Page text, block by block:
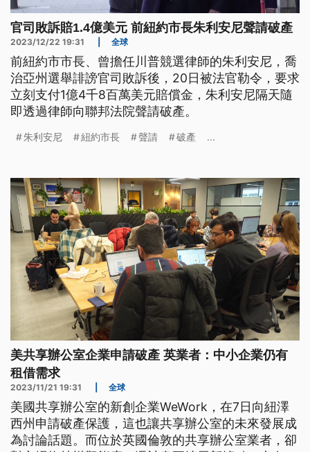
官司敗訴賠1.4億美元 前紐約市長朱利安尼聲請破產
2023/12/22 19:31 全球
前紐約市市長、曾擔任川普競選律師的朱利安尼，喬
治亞州選舉誹謗官司敗訴後，20日被法官勒令，要求
立刻支付1億4千8百萬美元賠償金，朱利安尼隔天隨
即透過律師向聯邦法院聲請破產。
朱利安尼 紐約市長 聲請 破產 ...
美共享辦公室企業申請破產 英業者：中小企業仍有
租借需求
2023/11/21 19:31 全球
美國共享辦公室的新創企業WeWork，在7日向紐澤
西州申請破產保護，這也讓共享辦公室的未來發展成
為討論話題。而位於英國倫敦的共享辦公室業者，卻